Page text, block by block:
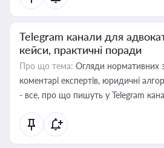
Telegram канали для
кейси, практичні поради
Про що тема: Огляди нормативних
коментарі експертів, юридичні
- все, про що пишуть у Telegram